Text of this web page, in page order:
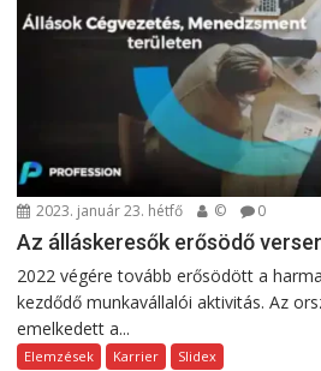
2023. január 23. hétfő © 0
Az álláskeresők erősödő
2022 végére tovább erősödött a
kezdődő munkavállalói aktivitás. Az
emelkedett a...
Elemzések Karrier Slidex